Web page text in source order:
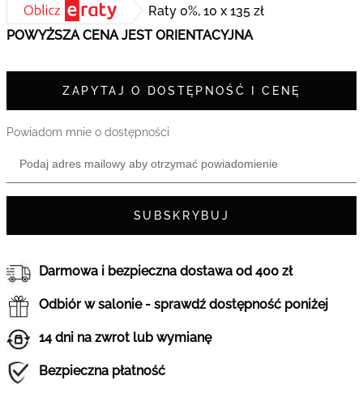
Raty 0%, 10 x 135 zł
POWYŻSZA CENA JEST ORIENTACYJNA
ZAPYTAJ O DOSTĘPNOŚĆ I CENĘ
Powiadom mnie o dostępności
SUBSKRYBUJ
Darmowa i bezpieczna dostawa od 400 zł
Odbiór w salonie - sprawdź dostępność poniżej
14 dni na zwrot lub wymianę
Bezpieczna płatność